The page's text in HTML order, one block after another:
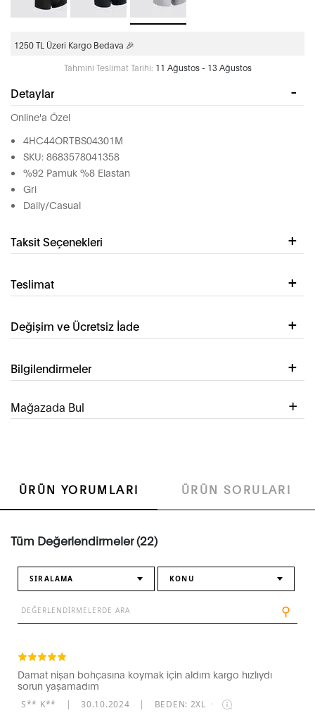
1250 TL Üzeri Kargo Bedava 🎉
Tahmini Teslimat Tarihi: 11 Ağustos - 13 Ağustos
Detaylar
Online'a Özel
4HC44ORTBS04301M
SKU: 8683578041358
%92 Pamuk %8 Elastan
Gri
Daily/Casual
Taksit Seçenekleri
Teslimat
Değişim ve Ücretsiz İade
Bilgilendirmeler
Mağazada Bul
ÜRÜN YORUMLARI ÜRÜN SORULARI
Tüm Değerlendirmeler (22)
SIRALAMA KONU
⚲
Damat nişan bohçasına koymak için aldım kargo hızlıydı
sorun yaşamadım
S** K** | 30.10.2024 | BEDEN: 2XL ·